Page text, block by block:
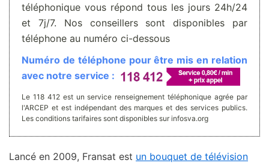
téléphonique vous répond tous les jours 24h/24
et 7j/7. Nos conseillers sont disponibles par
téléphone au numéro ci-dessous
Numéro de téléphone pour être mis en relation
avec notre service :
Le 118 412 est un service renseignement téléphonique agrée par
l'ARCEP et est indépendant des marques et des services publics.
Les conditions tarifaires sont disponibles sur infosva.org
Lancé en 2009, Fransat est un bouquet de télévision